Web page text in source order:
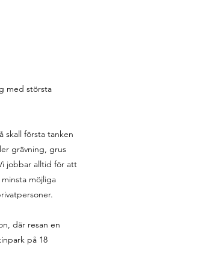
med största
skall första tanken
grävning, grus
jobbar alltid för att
möjliga
där resan en
på 18